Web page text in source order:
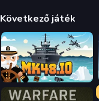
Következő játék
Mk48.io